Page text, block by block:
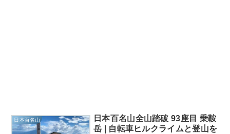
日本百名山
日本百名山全山踏破 93座目 乗鞍
岳 | 自転車ヒルクライムと登山を